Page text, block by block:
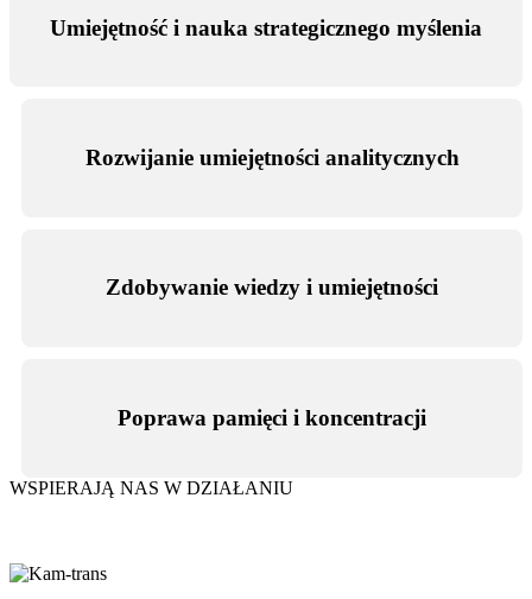
Umiejętność i nauka strategicznego myślenia
Rozwijanie umiejętności analitycznych
Zdobywanie wiedzy i umiejętności
Poprawa pamięci i koncentracji
WSPIERAJĄ NAS W DZIAŁANIU